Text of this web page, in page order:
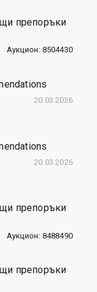
препоръки
Аукцион: 8504430
20.03.2026
20.03.2026
препоръки
Аукцион: 8488490
препоръки